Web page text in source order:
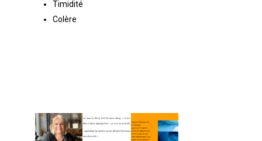
Timidité
Colère